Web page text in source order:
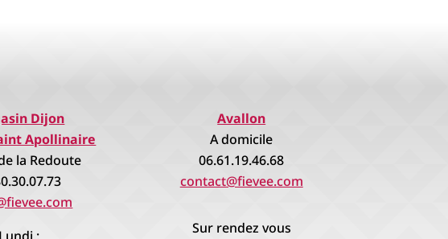
Dijon
Apollinaire
la Redoute
Avallon
A domicile
06.61.19.46.68
contact@fievee.com
Sur rendez vous